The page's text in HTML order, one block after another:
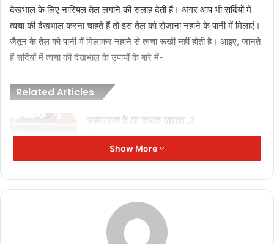
देखभाल के लिए नारियल तेल लगाने की सलाह देती हैं। अगर आप भी सर्दियों में
त्वचा की देखभाल करना चाहते हैं तो इस तेल को रोजाना नहाने के पानी में मिलाएं।
जैतून के तेल को पानी में मिलाकर नहाने से त्वचा रूखी नहीं होती है। आइए, जानते
हैं सर्दियों में त्वचा की देखभाल के उपायों के बारे में-
Related Articles
अस्पताल है या कत्ल खाना..?
September 8, 2025
बीमा की सौगात
September 12, 2024
Health : वजन घटाने में सहायक ये फ़ल
Show More